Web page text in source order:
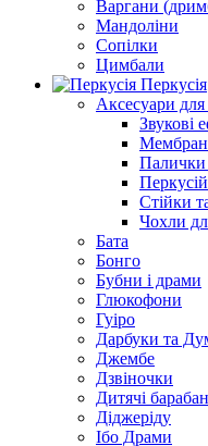
Варгани
Мандоліни
Сопілки
Цимбали
Перкусія
Аксесуари для
Звукові
Палички
Стійки
Чохли
Бата
Бонго
Бубни і драми
Глюкофони
Гуіро
Дарбуки та
Джембе
Дзвіночки
Дитячі
Діджеріду
Ібо Драми